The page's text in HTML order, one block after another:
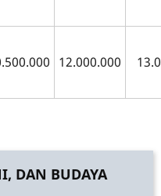
12.000.000
DAN BUDAYA